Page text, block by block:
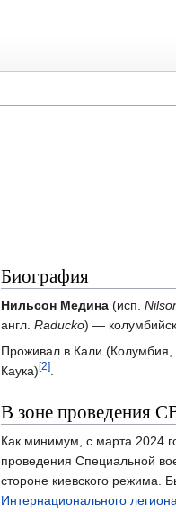
Биография
Нильсон Медина(исп.
англ. Raducko) —
Проживал в Кали
Каука)[2].
В зоне проведения
Как минимум, с марта 2024
проведения Специальной
стороне киевского режима.
Интернационального